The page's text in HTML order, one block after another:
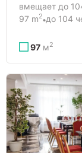
вмещает до
97 m2 до 104
97 м2